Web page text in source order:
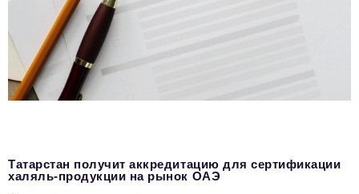
Татарстан получит аккредитацию для сертификации
халяль-продукции на рынок ОАЭ